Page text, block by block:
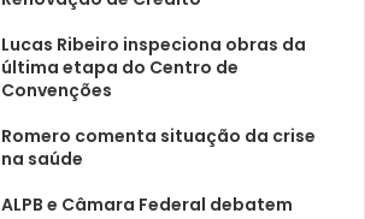
Lucas Ribeiro inspeciona obras da
última etapa do Centro de
Convenções
Romero comenta situação da crise
na saúde
ALPB e Câmara Federal debatem